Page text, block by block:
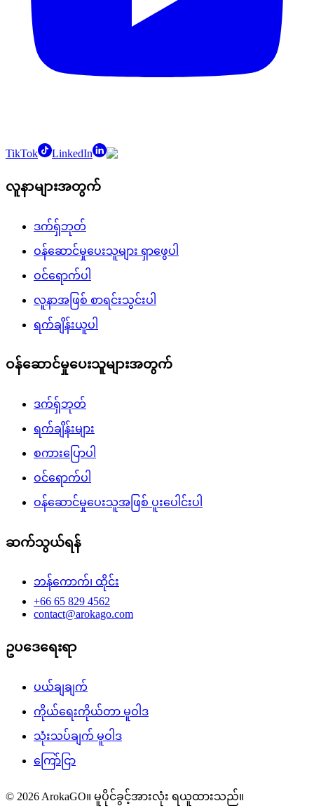
TikTok LinkedIn
လူနာများအတွက်
ဒက်ရှ်ဘုတ်
ဝန်ဆောင်မှုပေးသူများ ရှာဖွေပါ
ဝင်ရောက်ပါ
လူနာအဖြစ် စာရင်းသွင်းပါ
ရက်ချိန်းယူပါ
ဝန်ဆောင်မှုပေးသူများအတွက်
ဒက်ရှ်ဘုတ်
ရက်ချိန်းများ
စကားပြောပါ
ဝင်ရောက်ပါ
ဝန်ဆောင်မှုပေးသူအဖြစ် ပူးပေါင်းပါ
ဆက်သွယ်ရန်
ဘန်ကောက်၊ ထိုင်း
+66 65 829 4562
contact@arokago.com
ဥပဒေရေးရာ
ပယ်ချချက်
ကိုယ်ရေးကိုယ်တာ မူဝါဒ
သုံးသပ်ချက် မူဝါဒ
ကြော်ငြာ
© 2026 ArokaGO။ မူပိုင်ခွင့်အားလုံး ရယူထားသည်။